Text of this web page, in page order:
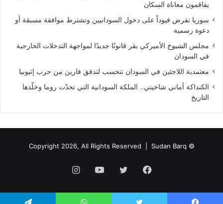
يفاقمون معاناة السكان
سوريا تفرض قيوداً على دخول السودانيين وتشترط موافقة مسبقة أو
دعوة رسمية
مجلس الشيوخ الأميركي يقر قانونًا جديدًا لمواجهة التدخلات الخارجية
في السودان
معتمدية اللاجئين في السودان تتحسب لتدفق فارين من حرب إثيوبيا
الكنداكة أماني شاخيتي.. الملكة السودانية التي تحدّت روما وخلّدها
التاريخ
© Copyright 2026, All Rights Reserved |
Sudan Barq
فيسبوك تويتر يوتيوبانستقرام